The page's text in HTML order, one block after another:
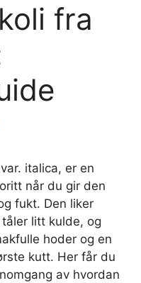
fra
italica, er en
når du gir den
fukt. Den liker
litt kulde, og
hoder og en
kutt. Her får du
av hvordan